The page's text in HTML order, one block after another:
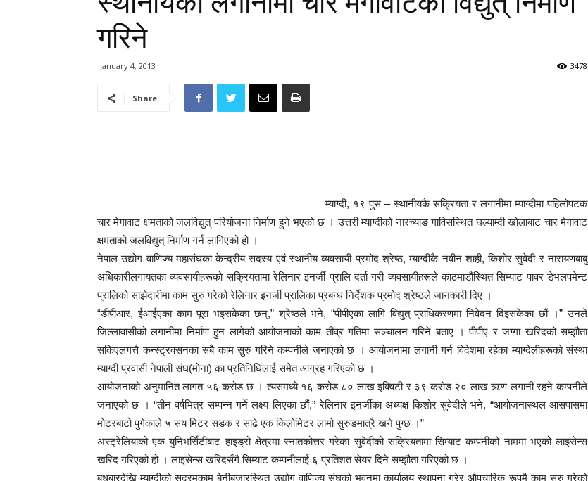
गरिने
January 4, 2013 3478
Share
म्याग्दी, १९ पुस – स्थानीयकै सक्रियता र लगानीमा म्याग्दीमा पहिलोपटक
चार मेगावाट क्षमताको जलविद्युत् परियोजना निर्माण हुने भएको छ । उत्तरी म्याग्दीको नारच्याङ गाविसस्थित घल्याम्दी खोलाबाट चार मेगावाट
क्षमताको जलविद्युत् निर्माण गर्न लागिएको हो ।
नेपाल उद्योग वाणिज्य महासंघका केन्द्रीय सदस्य एवं स्थानीय व्यवसायी प्रमोद श्रेष्ठ, म्याग्दीकै नवीन शाही, किशोर सुवेदी र नारायणबाबु
अधिकारीलगायतका व्यवसायीहरूको सक्रियतामा रेलिनार इनर्जी प्रालि दर्ता गरी व्यवसायीहरूले काठमाडौंस्थित सिम्याट पावर डेभलपमेन्ट
प्रालिको साझेदारीमा काम सुरु गरेको रेलिनार इनर्जी प्रालिका प्रबन्ध निर्देशक प्रमोद श्रेष्ठले जानकारी दिए ।
“डीपीआर, ईआईएका काम पूरा भइसकेका छन्,” श्रेष्ठले भने, “पीपीएका लागि विद्युत् प्राधिकरणमा निवेदन दिइसकेका छौं ।” उनले
जिल्लावासीको लगानीमा निर्माण हुन लागेको आयोजनाको काम तीव्र गतिमा सञ्चालन गरिने बताए । पीपीए र जग्गा खरिदको सम्झौता
सकिएलगत्तै कन्स्ट्रक्सनका सबै काम सुरु गरिने कम्पनीले जनाएको छ । आयोजनामा लगानी गर्न विदेशमा रहेका म्याग्देलीहरूको संस्था
म्याग्दी प्रवासी नेपाली संघ(मोना) का प्रतिनिधिलाई समेत आग्रह गरिएको छ ।
आयोजनाको अनुमानित लागत ५६ करोड छ । त्यसमध्ये १६ करोड ८० लाख इक्विटी र ३९ करोड २० लाख ऋण लगानी रहने कम्पनीले
जनाएको छ । “तीन वर्षभित्र सम्पन्न गर्ने लक्ष्य लिएका छौं,” रेलिनार इनर्जीका अध्यक्ष किशोर सुवेदीले भने, “आयोजनास्थल आसपासमा
मोटरबाटो पुगेकाले ५ सय मिटर सडक र साढे एक किलोमिटर लामो सुरुङमात्रै खने पुग्छ ।”
अस्ट्रेलियाको एक युनिभर्सिटीबाट हाइड्रो क्षेत्रमा स्नातकोत्तर गरेका सुवेदीको सक्रियतामा सिम्याट कम्पनीको नाममा भएको लाइसेन्स
खरिद गरिएको हो । लाइसेन्स खरिदसँगै सिम्याट कम्पनीलाई ६ प्रतिशत सेयर दिने सम्झौता गरिएको छ ।
बुधबारदेखि म्याग्दीको सदरमुकाम बेनीबजारस्थित उद्योग वाणिज्य संघको भवनमा कार्यालय स्थापना गरेर औपचारिक रूपमै काम सुरु गरेको